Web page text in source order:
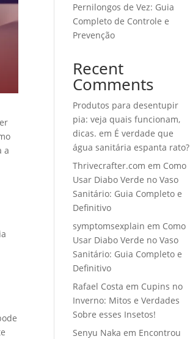
a
Pernilongos de Vez: Guia
Completo de Controle e
Prevenção
Recent
Comments
Produtos para desentupir
pia: veja quais funcionam,
dicas. em É verdade que
água sanitária espanta rato?
Thrivecrafter.com em Como
Usar Diabo Verde no Vaso
Sanitário: Guia Completo e
Definitivo
symptomsexplain em Como
Usar Diabo Verde no Vaso
Sanitário: Guia Completo e
Definitivo
Rafael Costa em Cupins no
Inverno: Mitos e Verdades
Sobre esses Insetos!
Senyu Naka em Encontrou